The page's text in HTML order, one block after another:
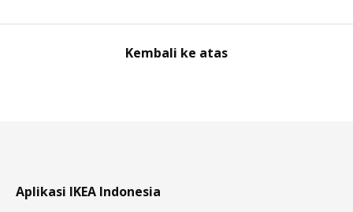
Kembali ke atas
Aplikasi IKEA Indonesia